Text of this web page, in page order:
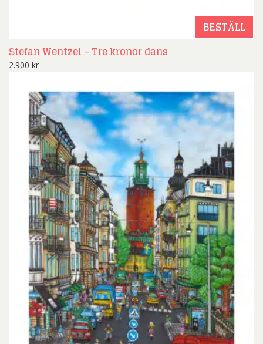
BESTÄLL
Stefan Wentzel – Tre kronor dans
2.900 kr